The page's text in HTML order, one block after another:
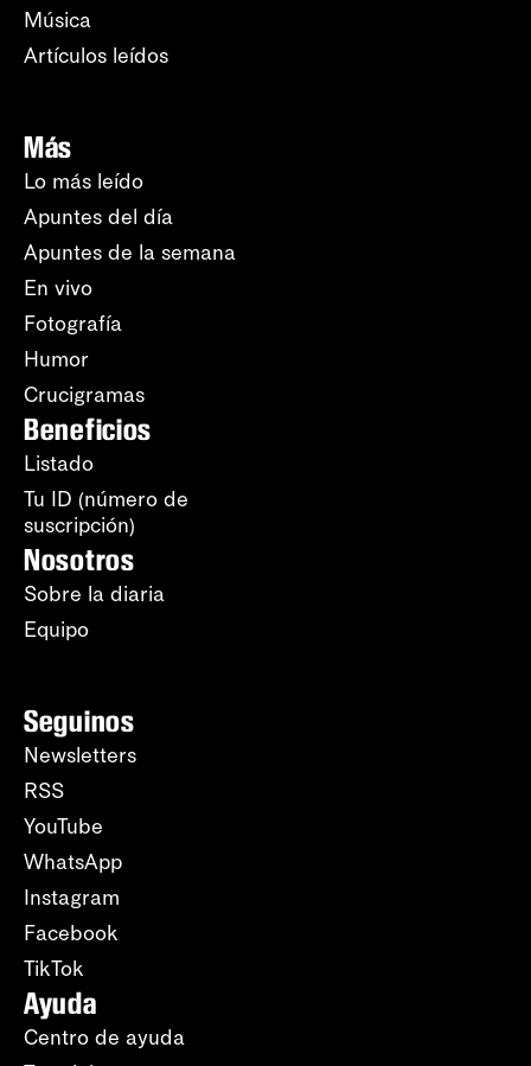
Música
Artículos leídos
Más
Lo más leído
Apuntes del día
Apuntes de la semana
En vivo
Fotografía
Humor
Crucigramas
Beneficios
Listado
Tu ID (número de
suscripción)
Nosotros
Sobre la diaria
Equipo
Seguinos
Newsletters
RSS
YouTube
WhatsApp
Instagram
Facebook
TikTok
Ayuda
Centro de ayuda